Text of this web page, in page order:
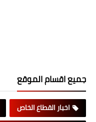
جميع اقسام الموقع
اخبار القطاع الخاص